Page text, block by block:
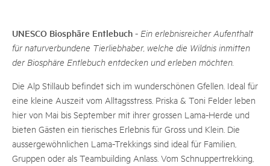
UNESCO Biosphäre Entlebuch - Ein erlebnisreicher Aufenthalt
für naturverbundene Tierliebhaber, welche die Wildnis inmitten
der Biosphäre Entlebuch entdecken und erleben möchten.
Die Alp Stillaub befindet sich im wunderschönen Gfellen. Ideal für
eine kleine Auszeit vom Alltagsstress. Priska & Toni Felder leben
hier von Mai bis September mit ihrer grossen Lama-Herde und
bieten Gästen ein tierisches Erlebnis für Gross und Klein. Die
aussergewöhnlichen Lama-Trekkings sind ideal für Familien,
Gruppen oder als Teambuilding Anlass. Vom Schnuppertrekking,